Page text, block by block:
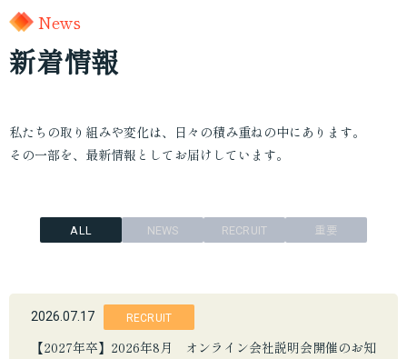
News
新着情報
私たちの取り組みや変化は、日々の積み重ねの中にあります。
その一部を、最新情報としてお届けしています。
ALL NEWS RECRUIT 重要
2026.07.17 RECRUIT
【2027年卒】2026年8月 オンライン会社説明会開催のお知